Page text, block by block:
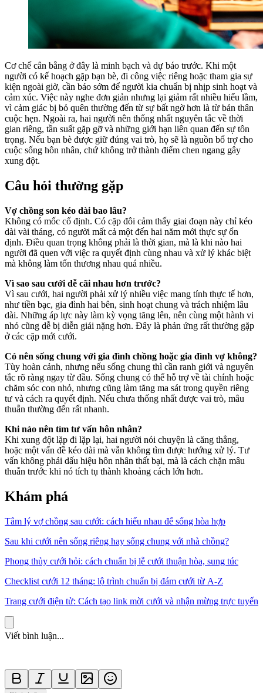
Cơ chế cân bằng ở đây là minh bạch và dự báo trước. Khi một
người có kế hoạch gặp bạn bè, đi công việc riêng hoặc tham gia sự
kiện ngoài giờ, cần báo sớm để người kia chuẩn bị nhịp sinh hoạt và
cảm xúc. Việc này nghe đơn giản nhưng lại giảm rất nhiều hiểu lầm,
vì cảm giác bị bỏ quên thường đến từ sự bất ngờ hơn là từ bản thân
cuộc hẹn. Ngoài ra, hai người nên thống nhất nguyên tắc về thời
gian riêng, tần suất gặp gỡ và những giới hạn liên quan đến sự tôn
trọng. Nếu bạn bè được giữ đúng vai trò, họ sẽ là nguồn bổ trợ cho
cuộc sống hôn nhân, chứ không trở thành điểm chen ngang gây
xung đột.
Câu hỏi thường gặp
Vợ chồng son kéo dài bao lâu?
Không có mốc cố định. Có cặp đôi cảm thấy giai đoạn này chỉ kéo
dài vài tháng, có người mất cả một đến hai năm mới thực sự ổn
định. Điều quan trọng không phải là thời gian, mà là khi nào hai
người đã quen với việc ra quyết định cùng nhau và xử lý khác biệt
mà không làm tổn thương nhau quá nhiều.
Vì sao sau cưới dễ cãi nhau hơn trước?
Vì sau cưới, hai người phải xử lý nhiều việc mang tính thực tế hơn,
như tiền bạc, gia đình hai bên, sinh hoạt chung và trách nhiệm lâu
dài. Những áp lực này làm kỳ vọng tăng lên, nên cùng một hành vi
nhỏ cũng dễ bị diễn giải nặng hơn. Đây là phản ứng rất thường gặp
ở các cặp mới cưới.
Có nên sống chung với gia đình chồng hoặc gia đình vợ không?
Tùy hoàn cảnh, nhưng nếu sống chung thì cần ranh giới và nguyên
tắc rõ ràng ngay từ đầu. Sống chung có thể hỗ trợ về tài chính hoặc
chăm sóc con nhỏ, nhưng cũng làm tăng ma sát trong quyền riêng
tư và cách ra quyết định. Nếu chưa thống nhất được vai trò, mâu
thuẫn thường đến rất nhanh.
Khi nào nên tìm tư vấn hôn nhân?
Khi xung đột lặp đi lặp lại, hai người nói chuyện là căng thẳng,
hoặc một vấn đề kéo dài mà vẫn không tìm được hướng xử lý. Tư
vấn không phải dấu hiệu hôn nhân thất bại, mà là cách chặn mâu
thuẫn trước khi nó tích tụ thành khoảng cách lớn hơn.
Khám phá
Tâm lý vợ chồng sau cưới: cách hiểu nhau để sống hòa hợp
Sau khi cưới nên sống riêng hay sống chung với nhà chồng?
Phong thủy cưới hỏi: cách chuẩn bị lễ cưới thuận hòa, sung túc
Checklist cưới 12 tháng: lộ trình chuẩn bị đám cưới từ A-Z
Trang cưới điện tử: Cách tạo link mời cưới và nhận mừng trực tuyến
Viết bình luận...